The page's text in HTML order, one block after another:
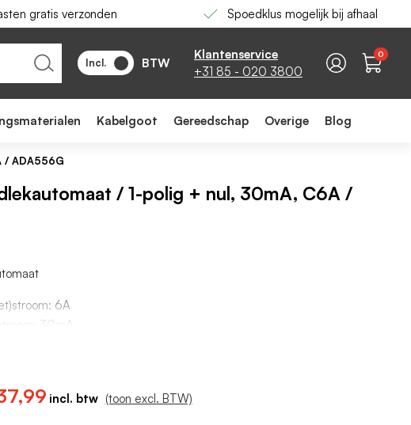
gratis verzonden Spoedklus mogelijk bij afhaal
Incl. BTW
Klantenservice
+31 85 - 020 3800
0
Kabelgoot Gereedschap Overige Blog
/ ADA556G
/ 1-polig + nul, 30mA, C6A /
(toon excl. BTW)
6A
30mA
C